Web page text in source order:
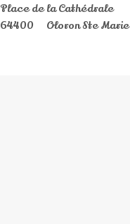
Place de la Cathédrale
64400 Oloron Ste Marie